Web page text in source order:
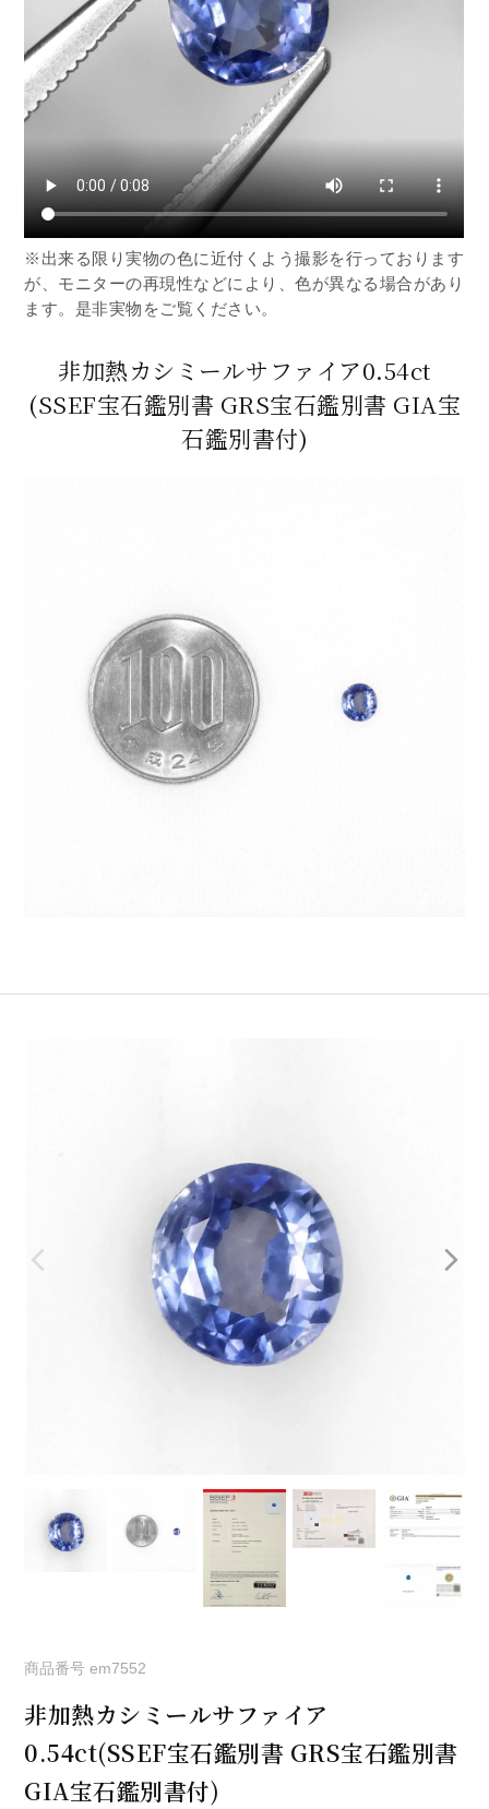
※出来る限り実物の色に近付くよう撮影を行っております
が、モニターの再現性などにより、色が異なる場合があり
ます。是非実物をご覧ください。
非加熱カシミールサファイア0.54ct
(SSEF宝石鑑別書 GRS宝石鑑別書 GIA宝
石鑑別書付)
商品番号 em7552
非加熱カシミールサファイア
0.54ct(SSEF宝石鑑別書 GRS宝石鑑別書
GIA宝石鑑別書付)